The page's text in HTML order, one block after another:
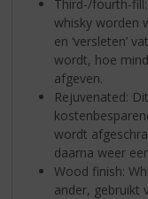
Third-/fourth-
whisky worden
en ‘versleten’
wordt, hoe
afgeven.
Rejuvenated:
wordt
daarna weer
Wood finish:
ander, gebruikt